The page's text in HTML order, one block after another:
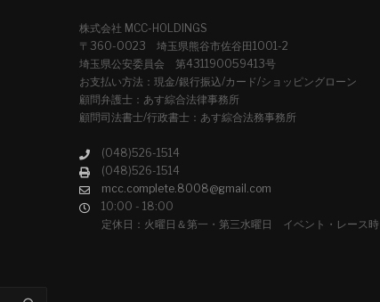
株式会社 MCC-HOLDINGS
〒360-0023 埼玉県熊谷市佐谷田1001-2
埼玉県公安委員会 第431190059413号
お支払い方法：現金/銀行振込/カード/ショッピングローン
顧問弁護士：あす綜合法律事務所
顧問司法書士/行政書士：あす綜合法務事務所
(048)526-1514
(048)526-1514
mcc.complete.8008@gmail.com
10:00 - 18:00
定休日：火曜日＆第一・第三水曜日 イベント・レース時